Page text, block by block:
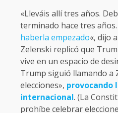
«Lleváis allí tres años.
terminado hace tres años.
haberla empezado«, dijo
Zelenski replicó que
vive en un espacio de
Trump siguió llamando a
elecciones», provocando
internacional. (La
prohíbe celebrar